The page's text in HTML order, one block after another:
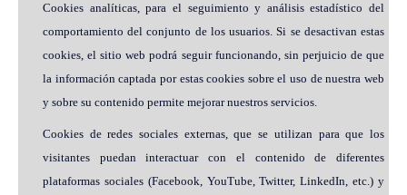
Cookies analíticas, para el seguimiento y análisis estadístico del
comportamiento del conjunto de los usuarios. Si se desactivan estas
cookies, el sitio web podrá seguir funcionando, sin perjuicio de que
la información captada por estas cookies sobre el uso de nuestra web
y sobre su contenido permite mejorar nuestros servicios.
Cookies de redes sociales externas, que se utilizan para que los
visitantes puedan interactuar con el contenido de diferentes
plataformas sociales (Facebook, YouTube, Twitter, LinkedIn, etc.) y